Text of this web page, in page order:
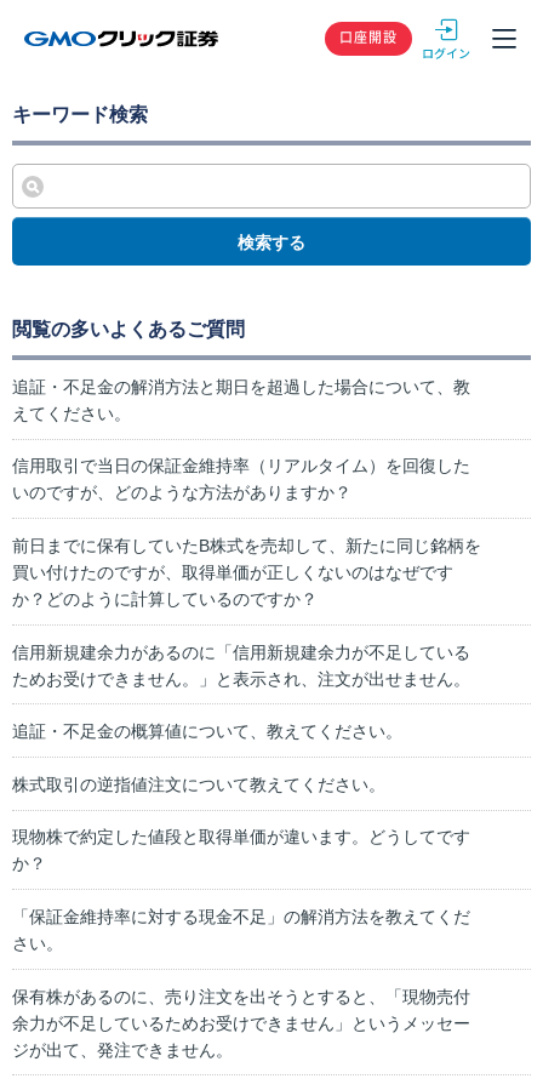
GMOクリック
口座開設
キーワード検索
検索する
閲覧の多いよくあるご質問
追証・不足金の解消方法と期日を超過した場合について、教
えてください。
信用取引で当日の保証金維持率（リアルタイム）を回復した
いのですが、どのような方法がありますか？
前日までに保有していたB株式を売却して、新たに同じ銘柄を
買い付けたのですが、取得単価が正しくないのはなぜです
か？どのように計算しているのですか？
信用新規建余力があるのに「信用新規建余力が不足している
ためお受けできません。」と表示され、注文が出せません。
追証・不足金の概算値について、教えてください。
株式取引の逆指値注文について教えてください。
現物株で約定した値段と取得単価が違います。どうしてです
か？
「保証金維持率に対する現金不足」の解消方法を教えてくだ
さい。
保有株があるのに、売り注文を出そうとすると、「現物売付
余力が不足しているためお受けできません」というメッセー
ジが出て、発注できません。